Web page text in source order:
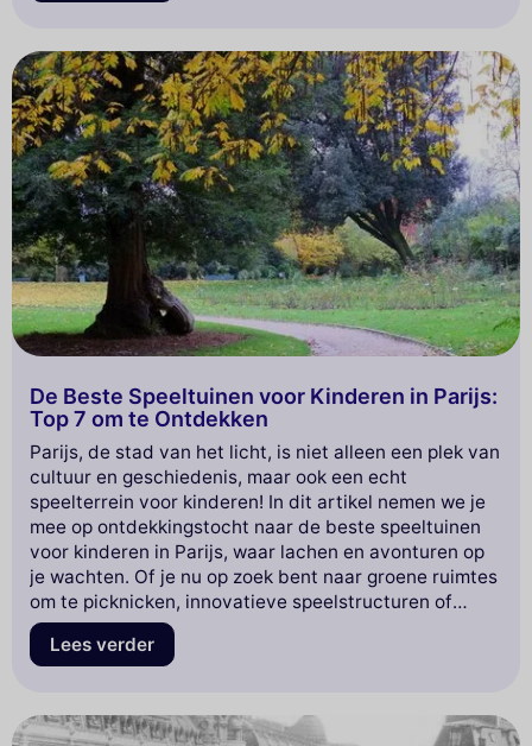
Klaar om in de liefde in Parijs te duiken? Volg de gids!
De Beste Speeltuinen voor Kinderen in Parijs:
Top 7 om te Ontdekken
Parijs, de stad van het licht, is niet alleen een plek van
cultuur en geschiedenis, maar ook een echt
speelterrein voor kinderen! In dit artikel nemen we je
mee op ontdekkingstocht naar de beste speeltuinen
voor kinderen in Parijs, waar lachen en avonturen op
je wachten. Of je nu op zoek bent naar groene ruimtes
om te picknicken, innovatieve speelstructuren of
leuke activiteiten, hier vind je een selectie van parken
die zowel klein als groot zullen verrukken. Maak je
plannen!
Lees verder